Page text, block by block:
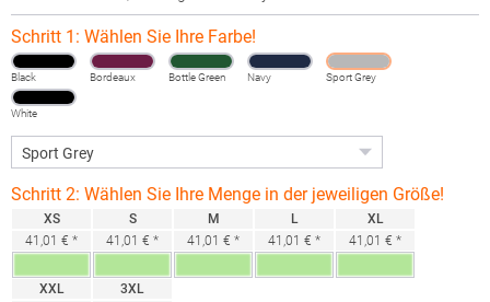
Schritt 1: Wählen Sie Ihre Farbe!
Black Bordeaux Bottle Green Navy Sport Grey
White
Schritt 2: Wählen Sie Ihre Menge in der jeweiligen Größe!
XS
41,01 € *
S
41,01 € *
M
41,01 € *
L
41,01 € *
XL
41,01 € *
XXL
3XL